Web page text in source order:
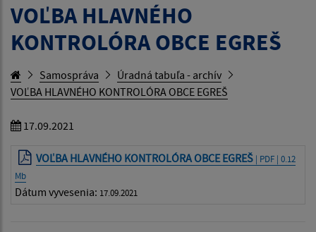
VOĽBA HLAVNÉHO
KONTROLÓRA OBCE EGREŠ
Samospráva
Úradná tabuľa - archív
VOĽBA HLAVNÉHO KONTROLÓRA OBCE EGREŠ
17.09.2021
VOĽBA HLAVNÉHO KONTROLÓRA OBCE EGREŠ | PDF | 0.12
Mb
Dátum vyvesenia: 17.09.2021